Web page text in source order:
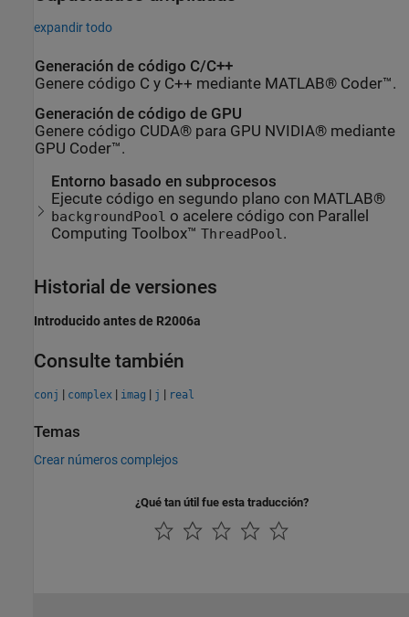
expandir todo
Generación de código C/C++
Genere código C y C++ mediante MATLAB® Coder™.
Generación de código de GPU
Genere código CUDA® para GPU NVIDIA® mediante
GPU Coder™.
Entorno basado en subprocesos
Ejecute código en segundo plano con MATLAB®
backgroundPool o acelere código con Parallel
Computing Toolbox™ThreadPool .
Historial de versiones
Introducido antes de R2006a
Consulte también
conj | complex | imag | j | real
Temas
Crear números complejos
¿Qué tan útil fue esta traducción?